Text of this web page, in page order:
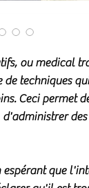
ou medical
de techniques
Ceci permet
que